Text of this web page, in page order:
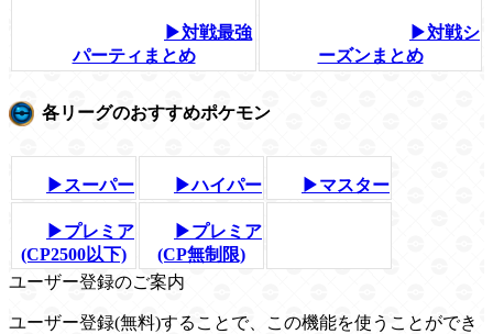
▶対戦最強
パーティまとめ
▶対戦シ
ーズンまとめ
各リーグのおすすめポケモン
▶スーパー ▶ハイパー ▶マスター
▶プレミア
(CP2500以下)
▶プレミア
(CP無制限)
ユーザー登録のご案内
ユーザー登録(無料)することで、この機能を使うことができ